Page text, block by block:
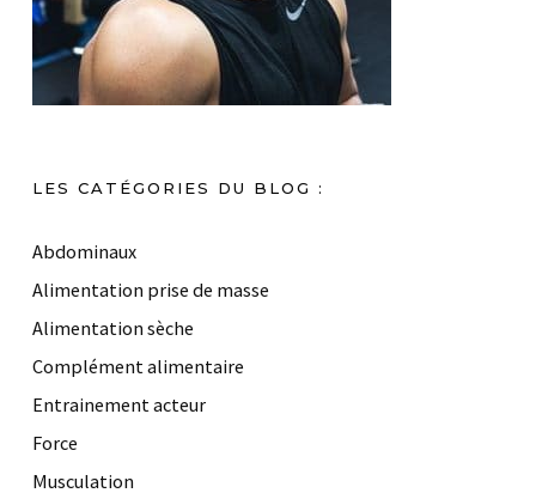
LES CATÉGORIES DU BLOG :
Abdominaux
Alimentation prise de masse
Alimentation sèche
Complément alimentaire
Entrainement acteur
Force
Musculation